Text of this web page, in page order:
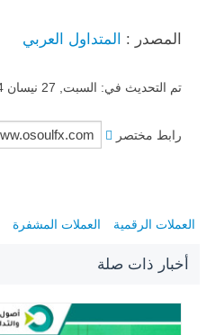
المصدر : المتداول العربي
تم التحديث في: السبت, 27 نيسان 2024 09:39
رابط مختصر
العملات الرقمية العملات المشفرة
أخبار ذات صلة